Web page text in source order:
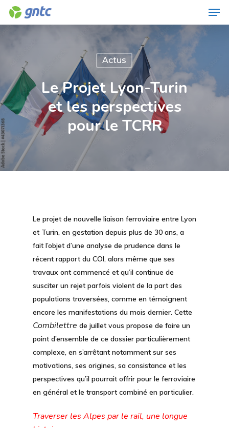
Skip
Actus
Le Projet Lyon-Turin
et les perspectives
pour le TCRR
Le projet de nouvelle liaison ferroviaire entre Lyon
et Turin, en gestation depuis plus de 30 ans, a
fait l’objet d’une analyse de prudence dans le
récent rapport du COI, alors même que ses
travaux ont commencé et qu’il continue de
susciter un rejet parfois violent de la part des
populations traversées, comme en témoignent
encore les manifestations du mois dernier. Cette
Combilettre de juillet vous propose de faire un
point d’ensemble de ce dossier particulièrement
complexe, en s’arrêtant notamment sur ses
motivations, ses origines, sa consistance et les
perspectives qu’il pourrait offrir pour le ferroviaire
en général et le transport combiné en particulier.
Traverser les Alpes par le rail, une longue
Close